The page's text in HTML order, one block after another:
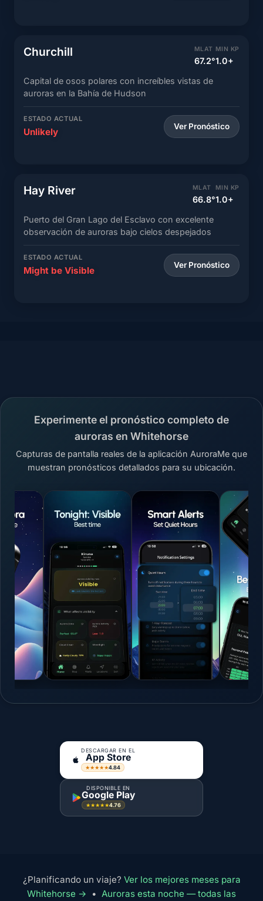
Churchill MLAT
67.2°
MIN KP
1.0+
Capital de osos polares con increíbles vistas de
auroras en la Bahía de Hudson
ESTADO ACTUAL
Unlikely Ver Pronóstico
Hay River MLAT
66.8°
MIN KP
1.0+
Puerto del Gran Lago del Esclavo con excelente
observación de auroras bajo cielos despejados
ESTADO ACTUAL
Might be Visible Ver Pronóstico
Experimente el pronóstico completo de
auroras en Whitehorse
Capturas de pantalla reales de la aplicación AuroraMe que
muestran pronósticos detallados para su ubicación.
DESCARGAR EN EL
App Store
★★★★★4.84
DISPONIBLE EN
Google Play
★★★★★4.76
¿Planificando un viaje? Ver los mejores meses para
Whitehorse →
• Auroras esta noche — todas las